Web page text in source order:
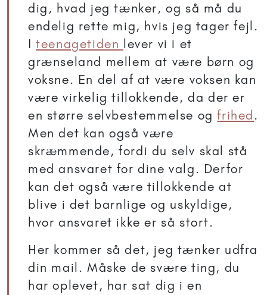
dig, hvad jeg tænker, og så må du
endelig rette mig, hvis jeg tager fejl.
Iteenagetiden
lever vi i et
grænseland mellem at være børn og
voksne. En del af at være voksen kan
være virkelig tillokkende, da der er
en større selvbestemmelse ogfrihed .
Men det kan også være
skræmmende, fordi du selv skal stå
med ansvaret for dine valg. Derfor
kan det også være tillokkende at
blive i det barnlige og uskyldige,
hvor ansvaret ikke er så stort.
Her kommer så det, jeg tænker udfra
din mail. Måske de svære ting, du
har oplevet, har sat dig i en